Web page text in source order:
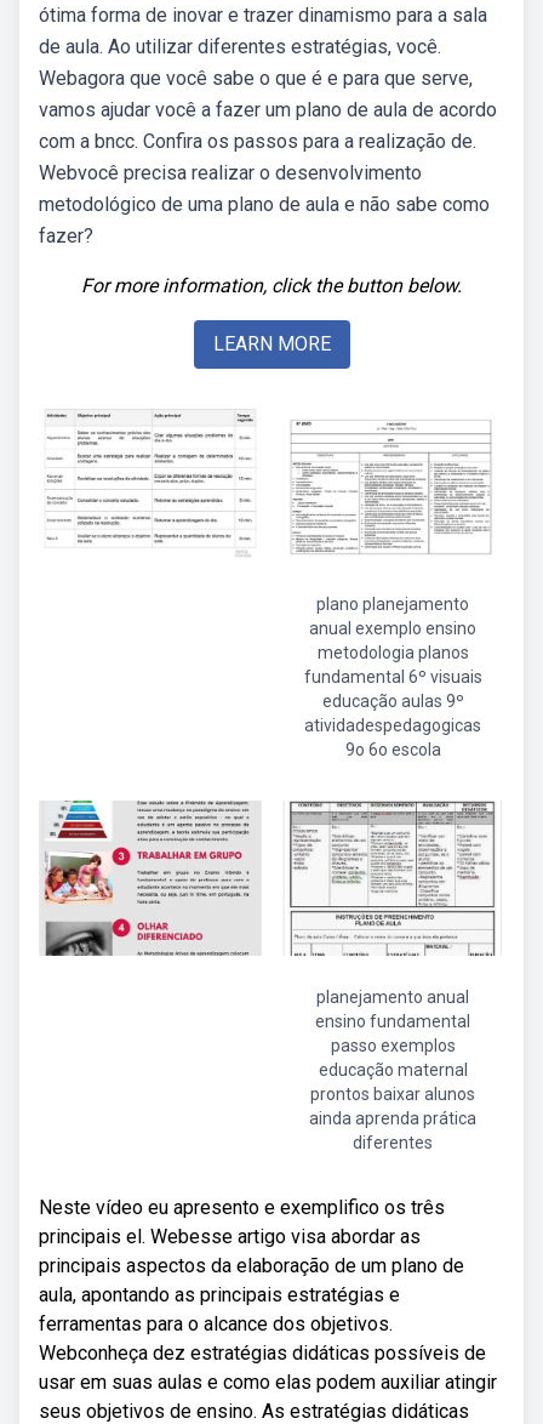
ótima forma de inovar e trazer dinamismo para a sala
de aula. Ao utilizar diferentes estratégias, você.
Webagora que você sabe o que é e para que serve,
vamos ajudar você a fazer um plano de aula de acordo
com a bncc. Confira os passos para a realização de.
Webvocê precisa realizar o desenvolvimento
metodológico de uma plano de aula e não sabe como
fazer?
For more information, click the button below.
LEARN MORE
plano planejamento
anual exemplo ensino
metodologia planos
fundamental 6º visuais
educação aulas 9º
atividadespedagogicas
9o 6o escola
planejamento anual
ensino fundamental
passo exemplos
educação maternal
prontos baixar alunos
ainda aprenda prática
diferentes
Neste vídeo eu apresento e exemplifico os três
principais el. Webesse artigo visa abordar as
principais aspectos da elaboração de um plano de
aula, apontando as principais estratégias e
ferramentas para o alcance dos objetivos.
Webconheça dez estratégias didáticas possíveis de
usar em suas aulas e como elas podem auxiliar atingir
seus objetivos de ensino. As estratégias didáticas